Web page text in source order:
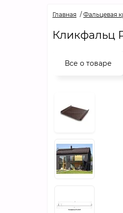
Главная Фальцевая
Кликфальц
Все о товаре